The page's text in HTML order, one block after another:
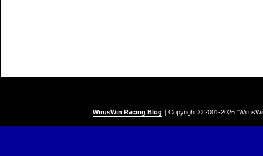
WirusWin Racing Blog ｜ Copyright © 2001-2026